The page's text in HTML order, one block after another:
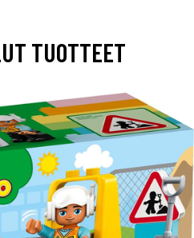
TUOTTEET